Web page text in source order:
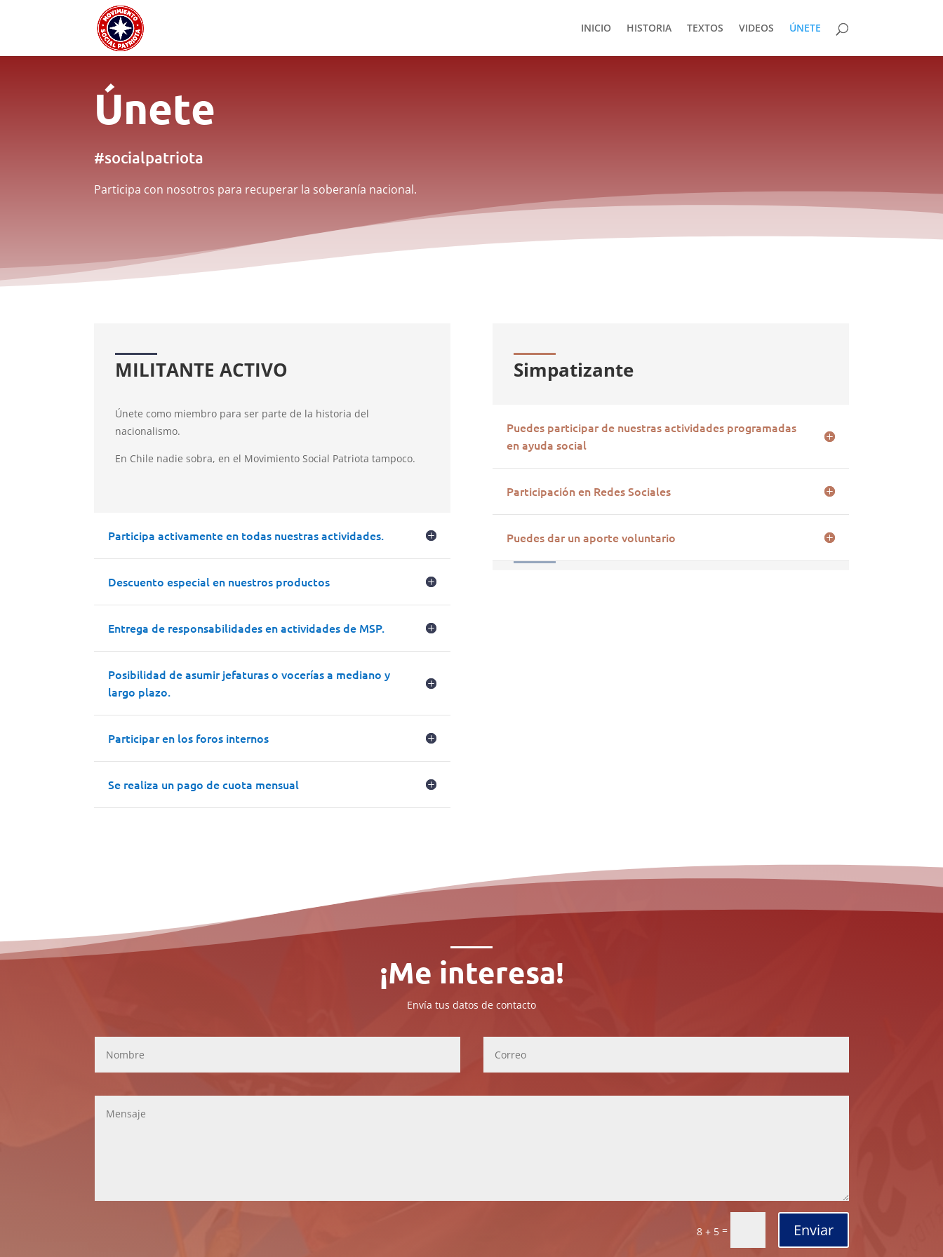
INICIO HISTORIA TEXTOS VIDEOS ÚNETE
Únete
#socialpatriota
Participa con nosotros para recuperar la soberanía nacional.
MILITANTE ACTIVO
Únete como miembro para ser parte de la historia del
nacionalismo.
En Chile nadie sobra, en el Movimiento Social Patriota tampoco.
Participa activamente en todas nuestras actividades.
Descuento especial en nuestros productos
Entrega de responsabilidades en actividades de MSP.
Posibilidad de asumir jefaturas o vocerías a mediano y
largo plazo.
Participar en los foros internos
Se realiza un pago de cuota mensual
Simpatizante
Puedes participar de nuestras actividades programadas
en ayuda social
Participación en Redes Sociales
Puedes dar un aporte voluntario
¡Me interesa!
Envía tus datos de contacto
8 + 5= Enviar